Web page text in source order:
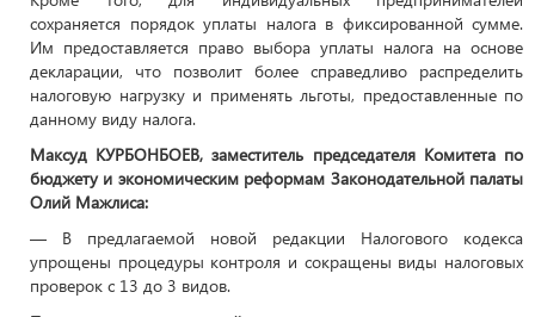
сохраняется порядок уплаты налога в фиксированной сумме.
Им предоставляется право выбора уплаты налога на основе
декларации, что позволит более справедливо распределить
налоговую нагрузку и применять льготы, предоставленные по
данному виду налога.
Максуд КУРБОНБОЕВ, заместитель председателя Комитета по
бюджету и экономическим реформам Законодательной палаты
Олий Мажлиса:
— В предлагаемой новой редакции Налогового кодекса
упрощены процедуры контроля и сокращены виды налоговых
проверок с 13 до 3 видов.